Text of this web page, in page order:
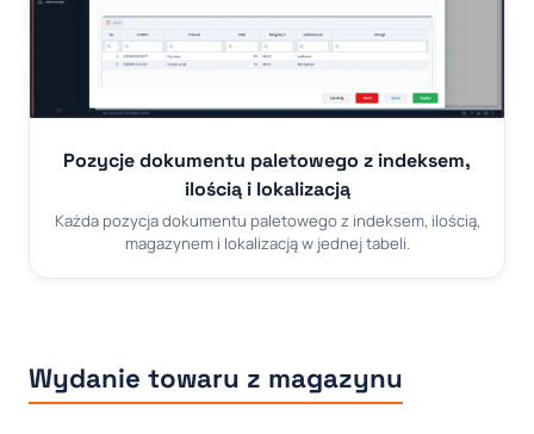
Pozycje dokumentu paletowego z indeksem,
ilością i lokalizacją
Każda pozycja dokumentu paletowego z indeksem, ilością,
magazynem i lokalizacją w jednej tabeli.
Wydanie towaru z magazynu